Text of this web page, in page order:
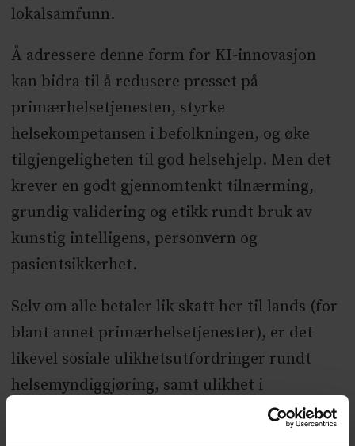
lokalsamfunn.
Å adressere denne form for KI-innovasjon
kan bidra til å redusere presset på
primærhelsetjenesten, styrke
helsekompetansen i befolkningen, og øke
tilgjengeligheten til god helsehjelp. Men det
krever en godt gjennomtenkt tilnærming,
grundig validering og etikk rundt bruk av
kunstig intelligens, personvern og
pasientsikkerhet.
Selv om alle betaler lik skatt her til lands (for
blant annet primærhelsetjenester), er det
likevel sosiale ulikhetsutfordringer rundt
helsemyndiggjøring, samt ulikhet i
helsetilbudet mellom by og bygd. Ved å ta
høyde for dette og at teknologitettheten i